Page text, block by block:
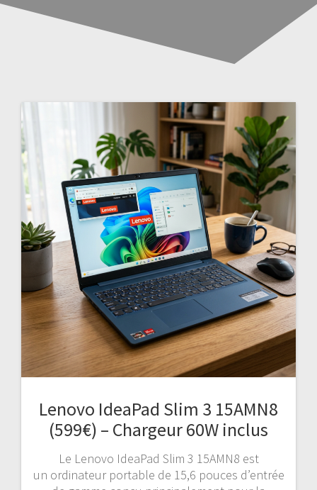
Lenovo IdeaPad Slim 3 15AMN8
(599€) – Chargeur 60W inclus
Le Lenovo IdeaPad Slim 3 15AMN8 est
un ordinateur portable de 15,6 pouces d’entrée